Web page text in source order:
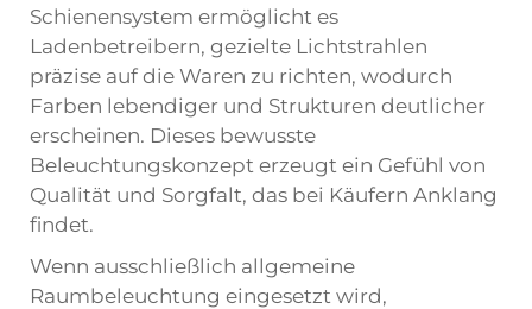
Schienensystem ermöglicht es
Ladenbetreibern, gezielte Lichtstrahlen
präzise auf die Waren zu richten, wodurch
Farben lebendiger und Strukturen deutlicher
erscheinen. Dieses bewusste
Beleuchtungskonzept erzeugt ein Gefühl von
Qualität und Sorgfalt, das bei Käufern Anklang
findet.
Wenn ausschließlich allgemeine
Raumbeleuchtung eingesetzt wird,